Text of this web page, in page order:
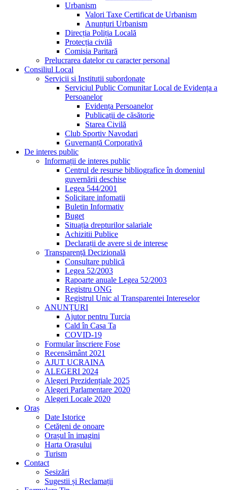
Urbanism
Valori Taxe Certificat de Urbanism
Anunțuri Urbanism
Direcția Poliția Locală
Protecția civilă
Comisia Paritară
Prelucrarea datelor cu caracter personal
Consiliul Local
Servicii si Institutii subordonate
Serviciul Public Comunitar Local de Evidența a
Persoanelor
Evidența Persoanelor
Publicații de căsătorie
Starea Civilă
Club Sportiv Navodari
Guvernanță Corporativă
De interes public
Informații de interes public
Centrul de resurse bibliografice în domeniul
guvernării deschise
Legea 544/2001
Solicitare infomatii
Buletin Informativ
Buget
Situația drepturilor salariale
Achizitii Publice
Declarații de avere si de interese
Transparență Decizională
Consultare publică
Legea 52/2003
Rapoarte anuale Legea 52/2003
Registru ONG
Registrul Unic al Transparentei Intereselor
ANUNȚURI
Ajutor pentru Turcia
Cald în Casa Ta
COVID-19
Formular înscriere Fose
Recensământ 2021
AJUT UCRAINA
ALEGERI 2024
Alegeri Prezidențiale 2025
Alegeri Parlamentare 2020
Alegeri Locale 2020
Oraș
Date Istorice
Cetățeni de onoare
Orașul în imagini
Harta Orașului
Turism
Contact
Sesizări
Sugestii și Reclamații